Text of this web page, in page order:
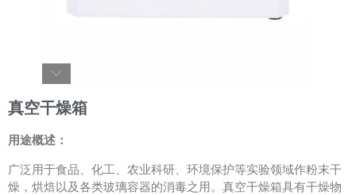
真空干燥箱
用途概述：
广泛用于食品、化工、农业科研、环境保护等实验领域作粉末干
燥，烘焙以及各类玻璃容器的消毒之用。真空干燥箱具有干燥物